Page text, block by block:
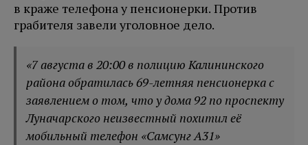
в краже телефона у пенсионерки. Против
грабителя завели уголовное дело.
«7 августа в 20:00 в полицию Калининского
района обратилась 69-летняя пенсионерка с
заявлением о том, что у дома 92 по проспекту
Луначарского неизвестный похитил её
мобильный телефон «Самсунг А31»